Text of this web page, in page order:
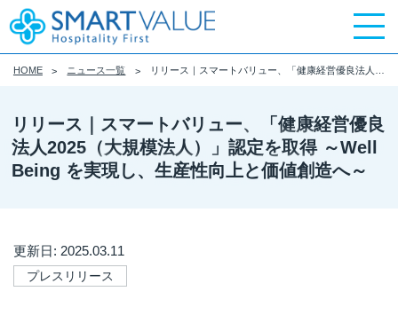
HOME ニュース一覧
リリース｜スマートバリュー、「健康経営優良
法人2025（大規模法人）」認定を取得 ～Well
Being を実現し、生産性向上と価値創造へ～
更新日: 2025.03.11
プレスリリース